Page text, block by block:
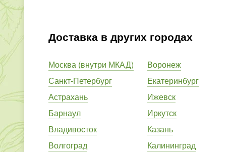
Доставка в других городах
Москва (внутри МКАД)
Санкт-Петербург
Астрахань
Барнаул
Владивосток
Волгоград
Воронеж
Екатеринбург
Ижевск
Иркутск
Казань
Калининград